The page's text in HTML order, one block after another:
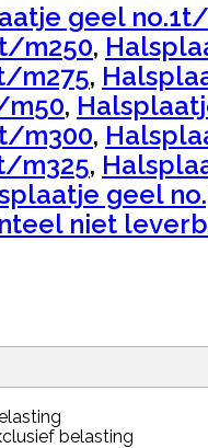
geel
m250,
m275,
m50,
m300,
m325,
geel
niet
belasting